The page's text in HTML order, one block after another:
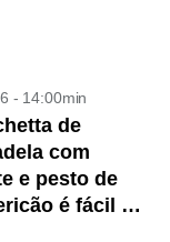
- 14:00min
de
com
e pesto de
é fácil de